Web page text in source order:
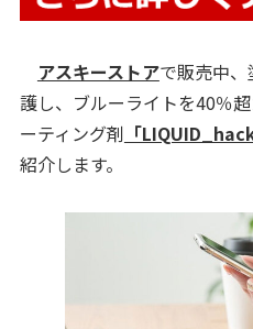
アスキーストアで販売中
護し、ブルーライトを40％
ーティング剤 「
紹介します。